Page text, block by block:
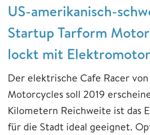
US-amerikanisch-
Startup Tarform
lockt mit
Der elektrische Cafe Racer
Motorcycles soll 2019
Kilometern Reichweite ist das
für die Stadt ideal geeignet.